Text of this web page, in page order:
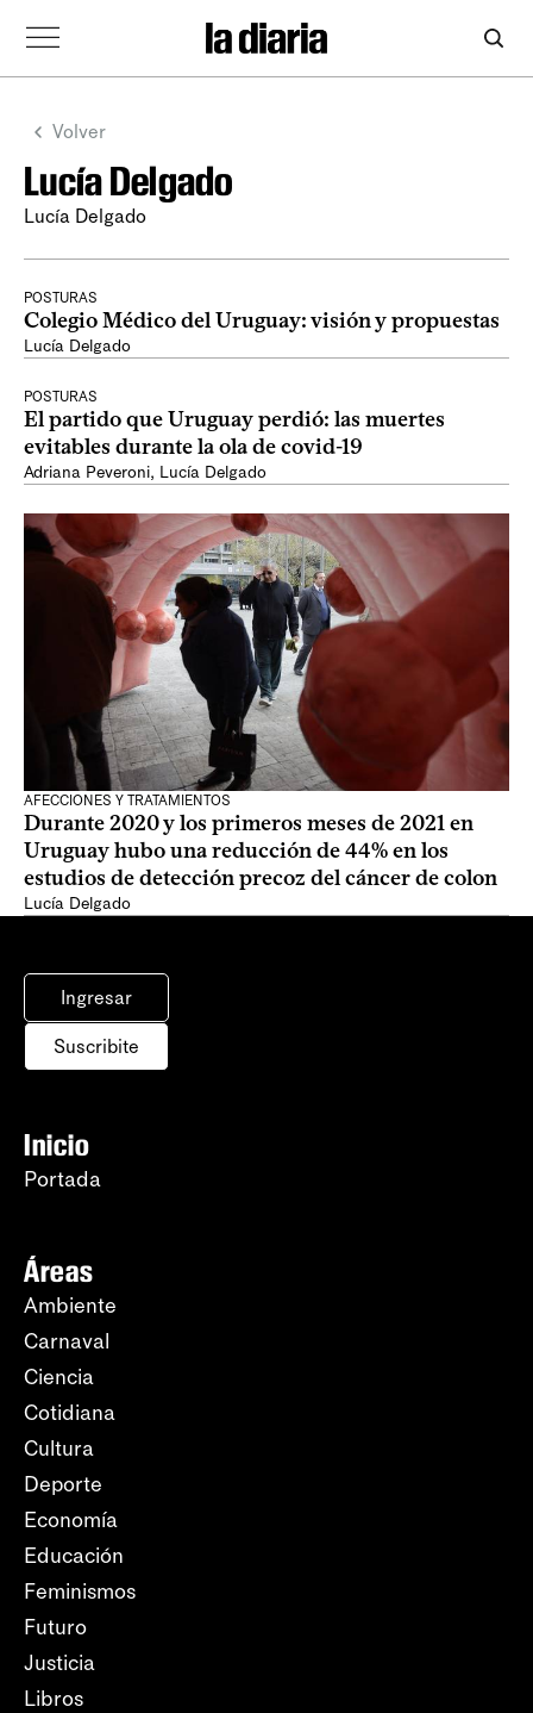
Volver
Lucía Delgado
Lucía Delgado
POSTURAS
Colegio Médico del Uruguay: visión y propuestas
Lucía Delgado
POSTURAS
El partido que Uruguay perdió: las muertes
evitables durante la ola de covid-19
Adriana Peveroni, Lucía Delgado
AFECCIONES Y TRATAMIENTOS
Durante 2020 y los primeros meses de 2021 en
Uruguay hubo una reducción de 44% en los
estudios de detección precoz del cáncer de colon
Lucía Delgado
Ingresar
Suscribite
Inicio
Portada
Áreas
Ambiente
Carnaval
Ciencia
Cotidiana
Cultura
Deporte
Economía
Educación
Feminismos
Futuro
Justicia
Libros